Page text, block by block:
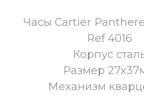
Часы Cartier
Ref 4016
Корпус
Размер
Механизм